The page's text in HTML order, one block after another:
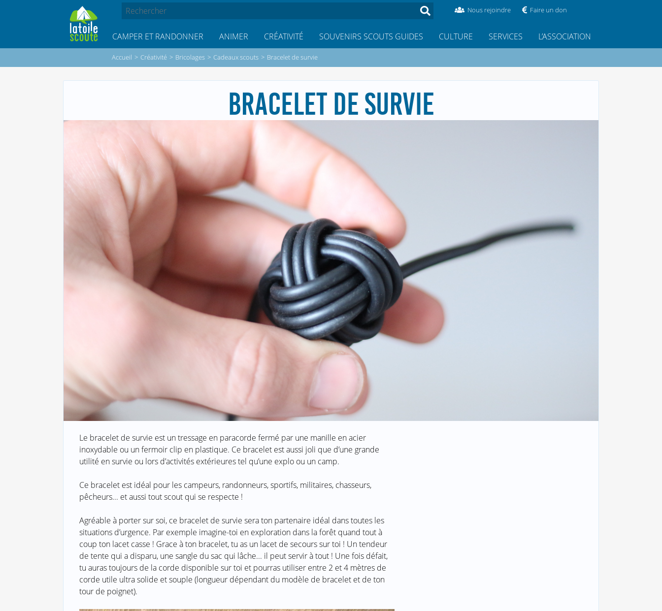
Nous rejoindre Faire un don
CAMPER ET RANDONNER ANIMER CRÉATIVITÉ SOUVENIRS SCOUTS GUIDES CULTURE SERVICES L’ASSOCIATION
Accueil > Créativité > Bricolages > Cadeaux scouts > Bracelet de survie
BRACELET DE SURVIE
Le bracelet de survie est un tressage en paracorde fermé par une manille en acier
inoxydable ou un fermoir clip en plastique. Ce bracelet est aussi joli que d’une grande
utilité en survie ou lors d’activités extérieures tel qu’une explo ou un camp.
Ce bracelet est idéal pour les campeurs, randonneurs, sportifs, militaires, chasseurs,
pêcheurs... et aussi tout scout qui se respecte !
Agréable à porter sur soi, ce bracelet de survie sera ton partenaire idéal dans toutes les
situations d’urgence. Par exemple imagine-toi en exploration dans la forêt quand tout à
coup ton lacet casse ! Grace à ton bracelet, tu as un lacet de secours sur toi ! Un tendeur
de tente qui a disparu, une sangle du sac qui lâche... il peut servir à tout ! Une fois défait,
tu auras toujours de la corde disponible sur toi et pourras utiliser entre 2 et 4 mètres de
corde utile ultra solide et souple (longueur dépendant du modèle de bracelet et de ton
tour de poignet).